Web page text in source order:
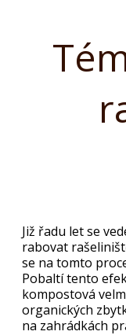
Již řadu let se
rabovat
se na tomto
Pobaltí tento
kompostová
organických
na zahrádkách